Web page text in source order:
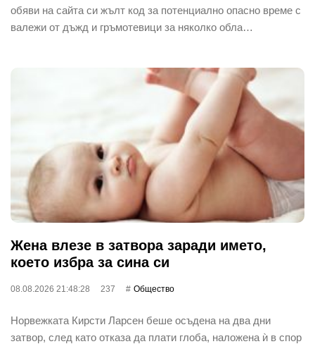
обяви на сайта си жълт код за потенциално опасно време с
валежи от дъжд и гръмотевици за няколко обла…
Жена влезе в затвора заради името,
което избра за сина си
08.08.2026 21:48:28 237 Общество
Норвежката Кирсти Ларсен беше осъдена на два дни
затвор, след като отказа да плати глоба, наложена ѝ в спор